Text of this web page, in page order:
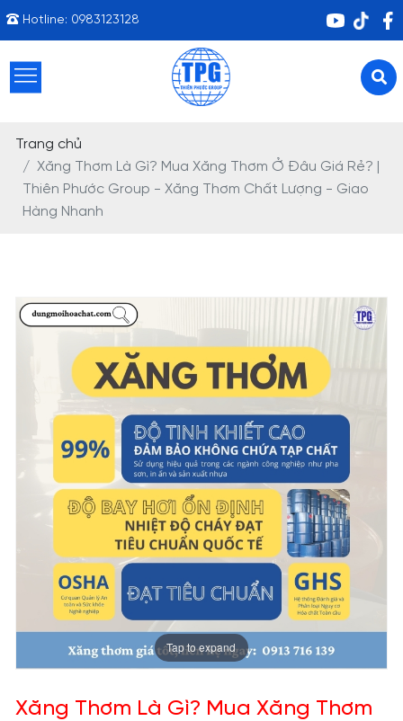
Hotline: 0983123128
Trang chủ
Xăng Thơm Là Gì? Mua Xăng Thơm Ở Đâu Giá Rẻ? |
Thiên Phước Group - Xăng Thơm Chất Lượng - Giao
Hàng Nhanh
Tap to expand
Xăng Thơm Là Gì? Mua Xăng Thơm